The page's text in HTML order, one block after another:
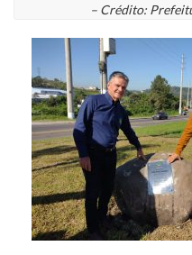
– Crédito: